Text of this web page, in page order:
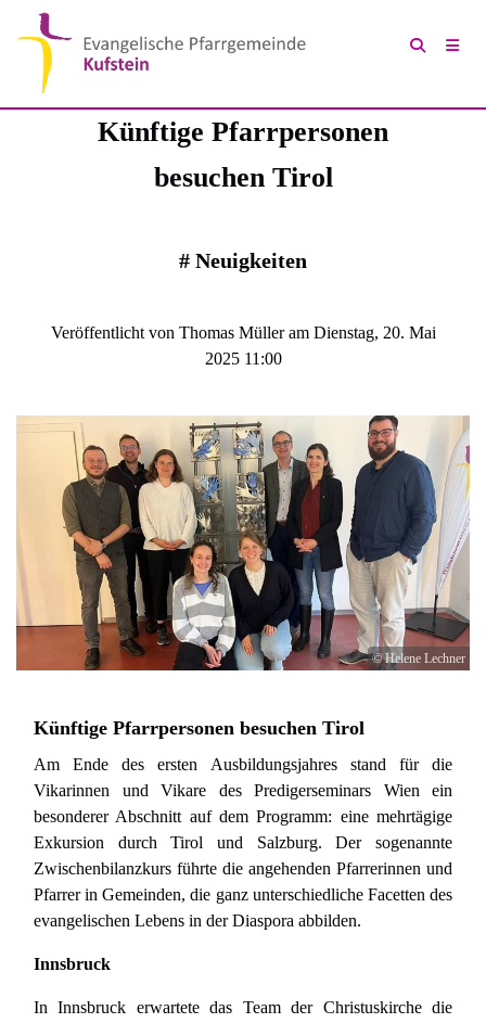
Künftige Pfarrpersonen
besuchen Tirol
# Neuigkeiten
Veröffentlicht von Thomas Müller am Dienstag, 20. Mai
2025 11:00
© Helene Lechner
Künftige Pfarrpersonen besuchen Tirol
Am Ende des ersten Ausbildungsjahres stand für die
Vikarinnen und Vikare des Predigerseminars Wien ein
besonderer Abschnitt auf dem Programm: eine mehrtägige
Exkursion durch Tirol und Salzburg. Der sogenannte
Zwischenbilanzkurs führte die angehenden Pfarrerinnen und
Pfarrer in Gemeinden, die ganz unterschiedliche Facetten des
evangelischen Lebens in der Diaspora abbilden.
Innsbruck
In Innsbruck erwartete das Team der Christuskirche die